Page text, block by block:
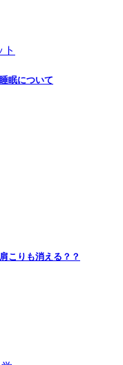
眠について
こりも消える？？